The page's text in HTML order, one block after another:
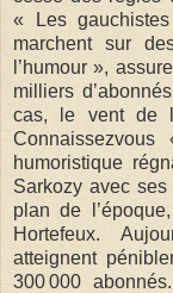
« Les
marchent sur
l’humour »,
milliers
cas, le vent de
humoristique
Sarkozy avec
plan de
Hortefeux.
atteignent
300 000